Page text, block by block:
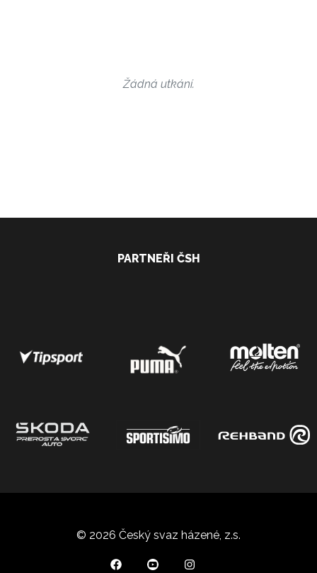
Žádná utkání.
PARTNEŘI ČSH
© 2026 Český svaz házené, z.s.